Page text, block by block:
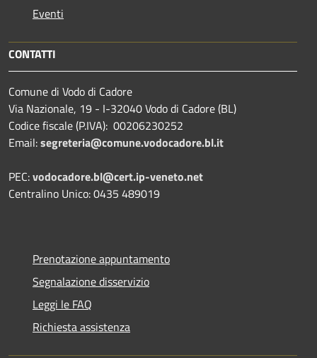
Eventi
CONTATTI
Comune di Vodo di Cadore
Via Nazionale, 19 - I-32040 Vodo di Cadore (BL)
Codice fiscale (P.IVA): 00206230252
Email:segreteria@comune.vodocadore.bl.it
PEC:vodocadore.bl@cert.ip-veneto.net
Centralino Unico: 0435 489019
Prenotazione appuntamento
Segnalazione disservizio
Leggi le FAQ
Richiesta assistenza